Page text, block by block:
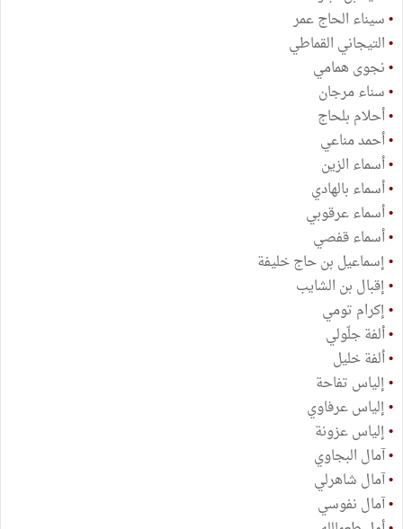
•سيناء الحاج عمر
•التيجاني القماطي
•نجوى همامي
•سناء مرجان
•أحلام بلحاج
•أحمد مناعي
•أسماء الزين
•أسماء بالهادي
•أسماء عرقوبي
•أسماء قفصي
•إسماعيل بن حاج خليفة
•إقبال بن الشايب
•إكرام تومي
•ألفة جلّولي
•ألفة خليل
•إلياس تفاحة
•إلياس عرفاوي
•إلياس عزونة
•آمال البجاوي
•آمال شاهرلي
•آمال نفوسي